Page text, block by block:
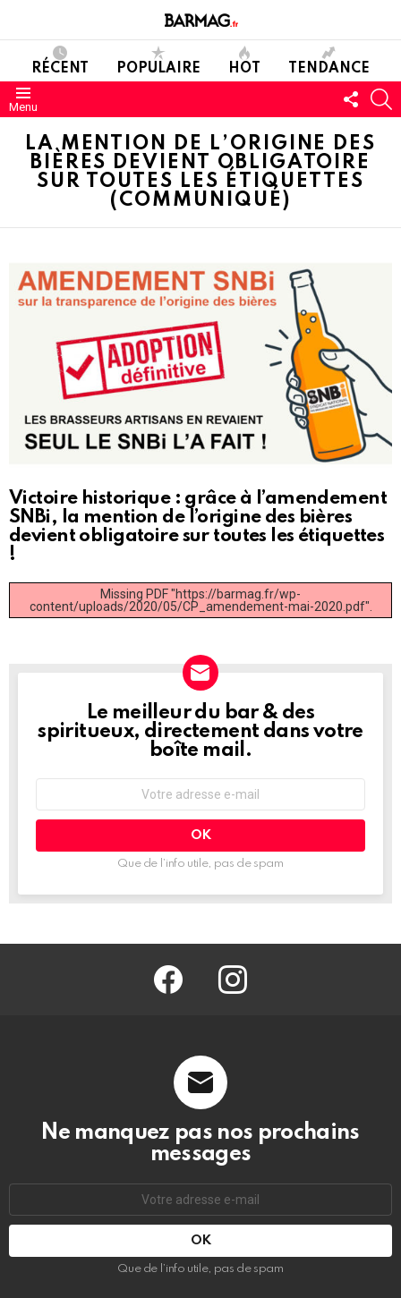
RÉCENT POPULAIRE HOT TENDANCE
Menu
NOUS
LA MENTION DE L’ORIGINE DES
BIÈRES DEVIENT OBLIGATOIRE
SUR TOUTES LES ÉTIQUETTES
(COMMUNIQUÉ)
Victoire historique : grâce à l’amendement
SNBi, la mention de l’origine des bières
devient obligatoire sur toutes les étiquettes
!
Missing PDF "https://barmag.fr/wp-
content/uploads/2020/05/CP_amendement-mai-2020.pdf".
NEWSLETTER
Le meilleur du bar & des
spiritueux, directement dans votre
boîte mail.
mail
Que de l’info utile, pas de spam
facebook @barmag.fr
Ne manquez pas nos prochains
messages
mail
Que de l’info utile, pas de spam